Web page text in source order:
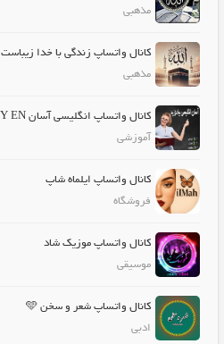
مذهبی
کانال واتساپ زندگی با خدا زیباست
مذهبی
کانال واتساپ انگلیسی آسان EASY EN
آموزشی
کانال واتساپ ایلماه شاپ
فروشگاه
کانال واتساپ موزیک شاد
موسیقی
کانال واتساپ شعر و سخن 🩵
ادبی